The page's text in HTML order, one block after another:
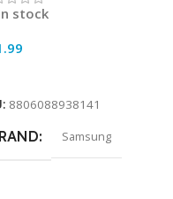
stock
8806088938141
Samsung